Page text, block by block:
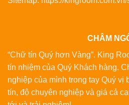
CHÂM
“Chữ tín Quý hơn Vàng”. King
tín nhiệm của Quý Khách hàng.
nghiệp của mình trong tay Quý
tín, độ chuyên nghiệp và giá cả